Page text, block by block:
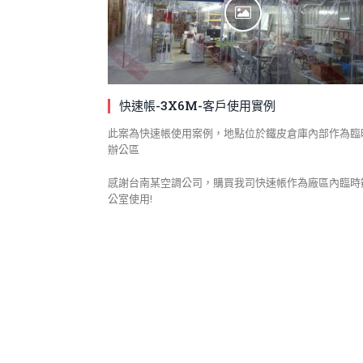
快速帳-3X6M-客戶使用實例
此案為快速帳使用案例，地點位於鐵皮倉庫內部作為臨
辦公區
感謝台南某空調公司，購買我司快速帳作為廠區內臨時
公室使用!